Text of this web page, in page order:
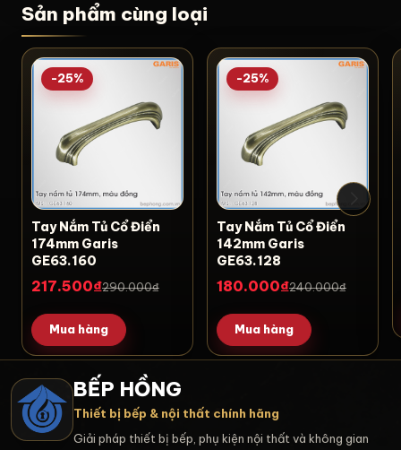
Sản phẩm cùng loại
-25%
Tay Nắm Tủ Cổ Điển
174mm Garis
GE63.160
217.500₫290.000₫
Mua hàng
-25%
Tay Nắm Tủ Cổ Điển
142mm Garis
GE63.128
180.000₫240.000₫
Mua hàng
BẾP HỒNG
Thiết bị bếp & nội thất chính hãng
Giải pháp thiết bị bếp, phụ kiện nội thất và không gian